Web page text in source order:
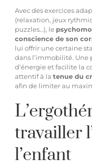
Avec des exercices
(relaxation, jeux
puzzles…), le
conscience de son
lui offrir une certaine
dans l’immobilité. Une
d’énergie et facilite la
attentif à la tenue du
afin de limiter au
travailler
l’enfant